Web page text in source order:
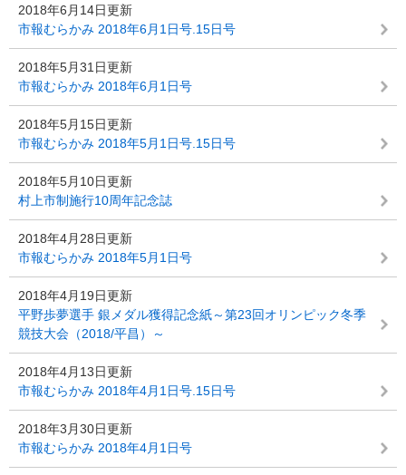
2018年6月14日更新
市報むらかみ 2018年6月1日号.15日号
2018年5月31日更新
市報むらかみ 2018年6月1日号
2018年5月15日更新
市報むらかみ 2018年5月1日号.15日号
2018年5月10日更新
村上市制施行10周年記念誌
2018年4月28日更新
市報むらかみ 2018年5月1日号
2018年4月19日更新
平野歩夢選手 銀メダル獲得記念紙～第23回オリンピック冬季
競技大会（2018/平昌）～
2018年4月13日更新
市報むらかみ 2018年4月1日号.15日号
2018年3月30日更新
市報むらかみ 2018年4月1日号